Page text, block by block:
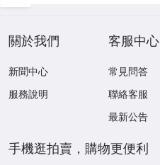
關於我們
新聞中心
服務說明
客服中心
常見問答
聯絡客服
最新公告
手機逛拍賣，購物更便利